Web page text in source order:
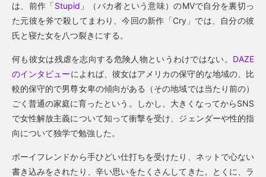
は、前作「Stupid 」（バカ者という意味）のMVで自分を裏切っ
た元彼を斧で殺してまわり、今回の新作「Cry」では、自分の彼
氏と寝た女を八つ裂きにする。
何も彼女は残虐を志向する危険人物というわけではない。 DAZE
のインタビューによれば、彼女はアメリカの保守的な地域の、比
較的保守的で男尊女卑の傾向がある（その地域では当たり前の）
ごく普通の家庭に育ったという。しかし、大きくなってからSNS
で女性解放主義について知って衝撃を受け、ジェンダーや性的指
向について独学で勉強した。
ボーイフレンドから手ひどい仕打ちを受けたり、ネットで心ない
書き込みをされたり、辛い思いをたくさんしてきた。とくに、ラ